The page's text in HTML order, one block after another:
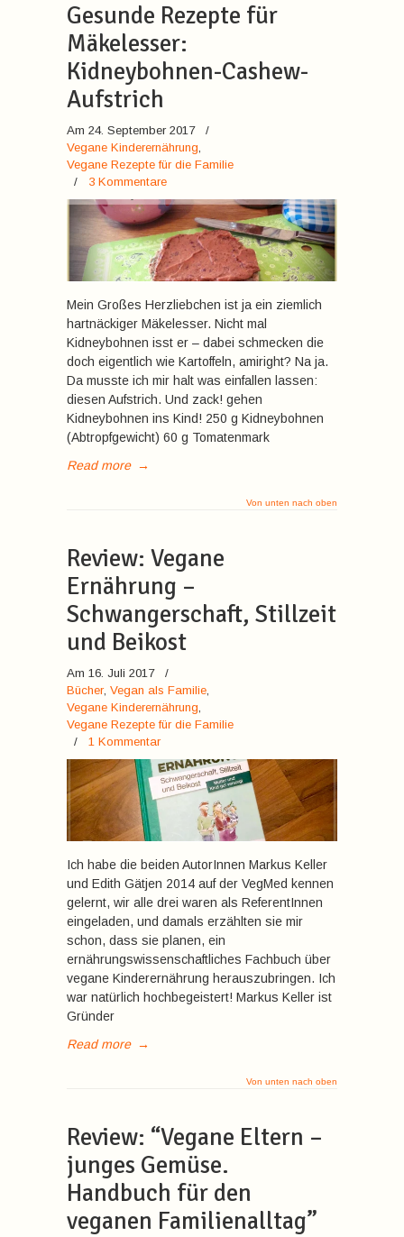
Gesunde Rezepte für
Mäkelesser:
Kidneybohnen-Cashew-
Aufstrich
Am 24. September 2017
/
Vegane Kinderernährung,
Vegane Rezepte für die Familie
/ 3 Kommentare
Mein Großes Herzliebchen ist ja ein ziemlich
hartnäckiger Mäkelesser. Nicht mal
Kidneybohnen isst er – dabei schmecken die
doch eigentlich wie Kartoffeln, amiright? Na ja.
Da musste ich mir halt was einfallen lassen:
diesen Aufstrich. Und zack! gehen
Kidneybohnen ins Kind! 250 g Kidneybohnen
(Abtropfgewicht) 60 g Tomatenmark
Read more →
Von unten nach oben
Review: Vegane
Ernährung –
Schwangerschaft, Stillzeit
und Beikost
Am 16. Juli 2017
/
Bücher, Vegan als Familie,
Vegane Kinderernährung,
Vegane Rezepte für die Familie
/ 1 Kommentar
Ich habe die beiden AutorInnen Markus Keller
und Edith Gätjen 2014 auf der VegMed kennen
gelernt, wir alle drei waren als ReferentInnen
eingeladen, und damals erzählten sie mir
schon, dass sie planen, ein
ernährungswissenschaftliches Fachbuch über
vegane Kinderernährung herauszubringen. Ich
war natürlich hochbegeistert! Markus Keller ist
Gründer
Read more →
Von unten nach oben
Review: “Vegane Eltern –
junges Gemüse.
Handbuch für den
veganen Familienalltag”